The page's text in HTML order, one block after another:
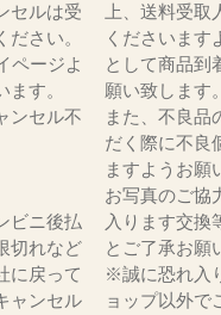
セルは受
さい。
ページよ
す。
ンセル不
ビニ後払
切れなど
に戻って
ャンセル
上、送料受
くださいます
として商品到
願い致します
また、不良品
だく際に不良
ますようお願
お写真のご協
入ります交換
とご了承お願
※誠に恐れ入
ョップ以外で